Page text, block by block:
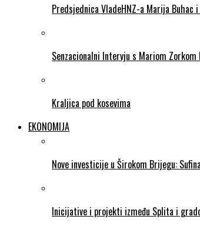
Predsjednica VladeHNZ-a Marija
Senzacionalni Intervju s Mariom
Kraljica pod kosevima
EKONOMIJA
Nove investicije u Širokom Brijegu:
Inicijative i projekti između Splita i